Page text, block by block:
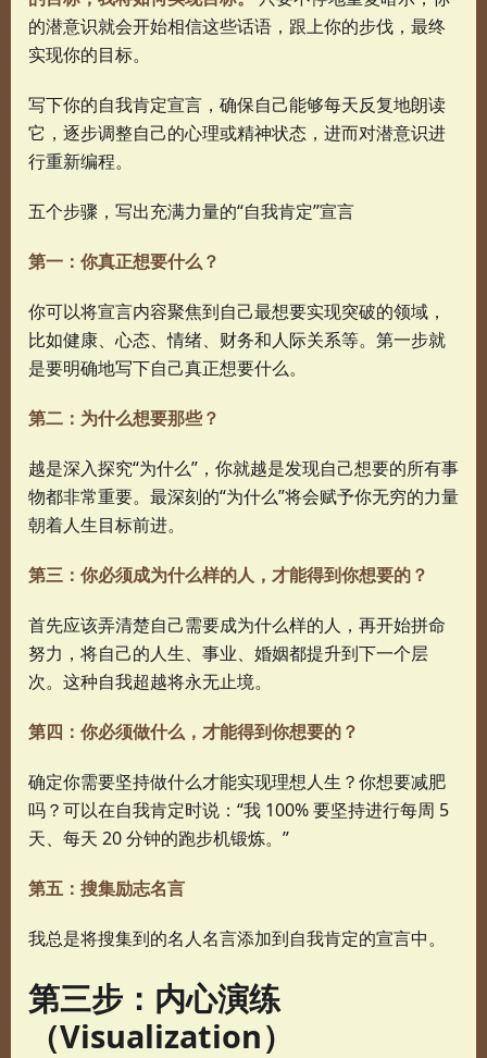
的潜意识就会开始相信这些话语，跟上你的步伐，最终
实现你的目标。
写下你的自我肯定宣言，确保自己能够每天反复地朗读
它，逐步调整自己的心理或精神状态，进而对潜意识进
行重新编程。
五个步骤，写出充满力量的“自我肯定”宣言
第一：你真正想要什么？
你可以将宣言内容聚焦到自己最想要实现突破的领域，
比如健康、心态、情绪、财务和人际关系等。第一步就
是要明确地写下自己真正想要什么。
第二：为什么想要那些？
越是深入探究“为什么”，你就越是发现自己想要的所有事
物都非常重要。最深刻的“为什么”将会赋予你无穷的力量
朝着人生目标前进。
第三：你必须成为什么样的人，才能得到你想要的？
首先应该弄清楚自己需要成为什么样的人，再开始拼命
努力，将自己的人生、事业、婚姻都提升到下一个层
次。这种自我超越将永无止境。
第四：你必须做什么，才能得到你想要的？
确定你需要坚持做什么才能实现理想人生？你想要减肥
吗？可以在自我肯定时说：“我 100% 要坚持进行每周 5
天、每天 20 分钟的跑步机锻炼。”
第五：搜集励志名言
我总是将搜集到的名人名言添加到自我肯定的宣言中。
第三步：内心演练
（Visualization）